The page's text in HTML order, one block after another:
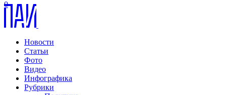
Новости
Статьи
Фото
Видео
Инфографика
Рубрики
0